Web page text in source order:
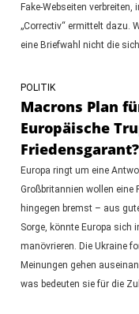
Fake-Webseiten
„Correctiv“ ermittelt dazu.
eine Briefwahl nicht die
POLITIK
Macrons Plan
Europäische
Friedensgarant?
Europa ringt um eine
Großbritannien wollen eine
hingegen bremst – aus
Sorge, könnte Europa sich
manövrieren. Die Ukraine
Meinungen gehen
was bedeuten sie für die